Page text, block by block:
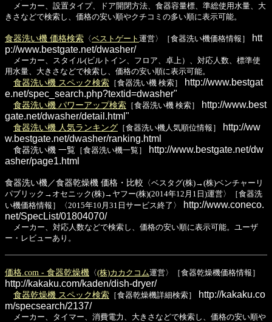
メーカー、設置タイプ、ドア開閉方法、食器容量標、準総使用水量、大
きさなどで検索し、価格の安い順やクチコミの多い順に表示可能。
食器洗い機 価格検索 〈ベストゲート 運営〉［食器洗い機価格情報］
htt
p://www.bestgate.net/dwasher/
メーカー、スタイル(ビルトイン、フロア、卓上）、対応人数、標準使
用水量、大きさなどで検索し、価格の安い順に表示可能。
食器洗い機 スペック検索 ［食器洗い機 検索］
http://www.bestgat
e.net/spec_search.php?textid=dwasher"
食器洗い機 パワーアップ検索 ［食器洗い機 検索］
http://www.best
gate.net/dwasher/detail.html"
食器洗い機 人気ランキング ［食器洗い機人気順位情報］
http://ww
w.bestgate.net/dwasher/ranking.html
食器洗い機 一覧 ［食器洗い機一覧］
http://www.bestgate.net/dw
asher/page1.html
食器洗い機／食器乾燥機 価格・比較 〈ベスタグ(株)→(株)ベンチャーリ
パブリック→オセニック(株)→ヤフー(株)(2014年12月1日)運営〉［食器洗
い機価格情報］〈2015年10月31日サービス終了〉
http://www.coneco.
net/SpecList/01804070/
メーカー、対応人数などで検索し、価格の安い順に表示可能。ユーザ
ー・レビューあり。
価格.com - 食器乾燥機 〈(株)カカクコム運営〉［食器乾燥機価格情報］
http://kakaku.com/kaden/dish-dryer/
食器乾燥機 スペック検索 ［食器乾燥機詳細検索］
http://kakaku.co
m/specsearch/2137/
メーカー、タイマー、消費電力、大きさなどで検索し、価格の安い順や